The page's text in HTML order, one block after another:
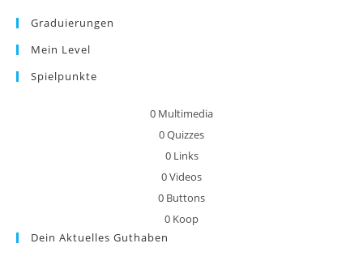
Graduierungen
Mein Level
Spielpunkte
0 Multimedia
0Quizzes
0 Links
0Videos
0 Buttons
0 Koop
Dein Aktuelles Guthaben